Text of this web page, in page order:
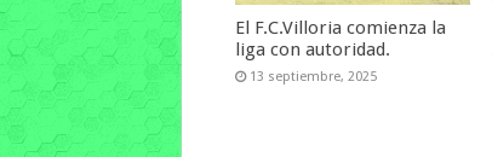
El F.C.Villoria comienza la
liga con autoridad.
13 septiembre, 2025